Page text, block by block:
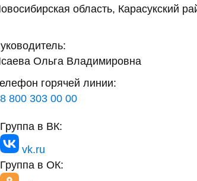
область, Карасукский
Ольга Владимировна
горячей линии:
8 800 303 00 00
Группа в ВК:
vk.ru
Группа в ОК: